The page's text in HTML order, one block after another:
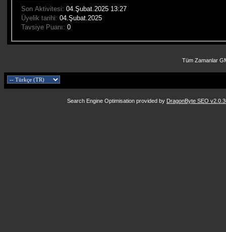
Son Aktivitesi: 04.Şubat.2025 13:27
Üyelik tarihi: 04.Şubat.2025
Tavsiye Puanı: 0
Tüm Zamanlar
Search Engine Optimisation provided by DragonByte SEO